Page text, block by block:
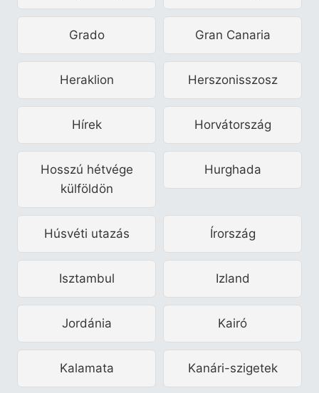
Grado Gran Canaria
Heraklion Herszonisszosz
Hírek Horvátország
Hosszú hétvége
külföldön
Hurghada
Húsvéti utazás Írország
Isztambul Izland
Jordánia Kairó
Kalamata Kanári-szigetek